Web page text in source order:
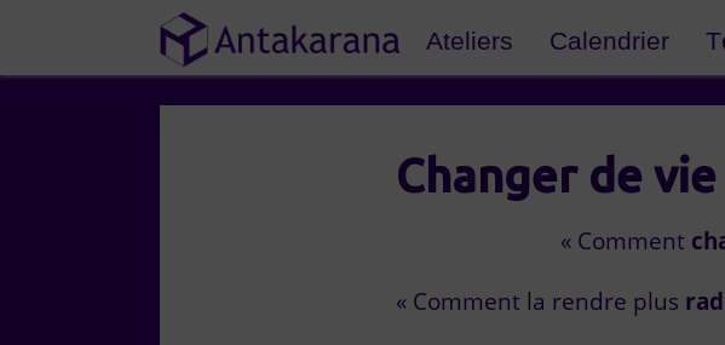
Ateliers Calendrier
Changer de
« Comment
« Comment la rendre plus